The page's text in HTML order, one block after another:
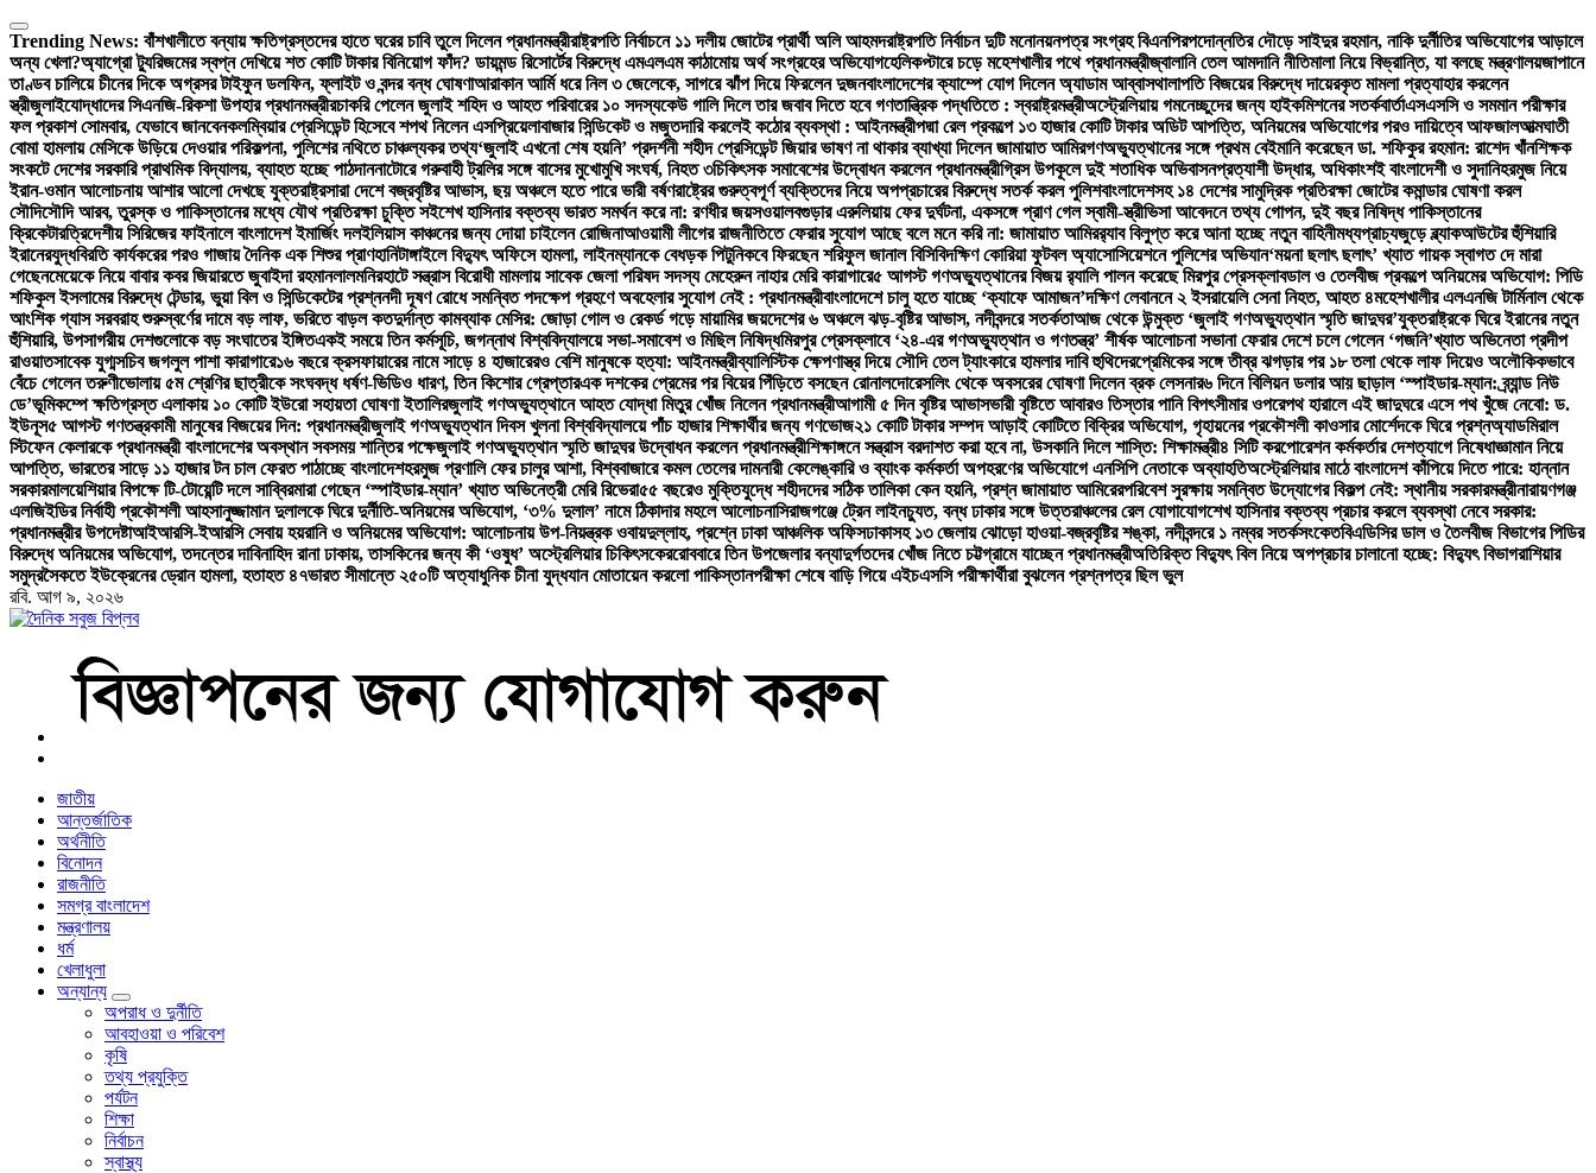
Skip
to
content
Trending News: বাঁশখালীতে বন্যায় ক্ষতিগ্রস্তদের হাতে ঘরের চাবি তুলে দিলেন প্রধানমন্ত্রীরাষ্ট্রপতি নির্বাচনে ১১ দলীয় জোটের প্রার্থী অলি আহমদরাষ্ট্রপতি নির্বাচন দুটি মনোনয়নপত্র সংগ্রহ বিএনপিরপদোন্নতির দৌড়ে সাইদুর রহমান, নাকি দুর্নীতির অভিযোগের আড়ালে
অন্য খেলা?অ্যাগ্রো ট্যুরিজমের স্বপ্ন দেখিয়ে শত কোটি টাকার বিনিয়োগ ফাঁদ? ডায়মন্ড রিসোর্টের বিরুদ্ধে এমএলএম কাঠামোয় অর্থ সংগ্রহের অভিযোগহেলিকপ্টারে চড়ে মহেশখালীর পথে প্রধানমন্ত্রীজ্বালানি তেল আমদানি নীতিমালা নিয়ে বিভ্রান্তি, যা বলছে মন্ত্রণালয়জাপানে
তাণ্ডব চালিয়ে চীনের দিকে অগ্রসর টাইফুন ডলফিন, ফ্লাইট ও বন্দর বন্ধ ঘোষণাআরাকান আর্মি ধরে নিল ৩ জেলেকে, সাগরে ঝাঁপ দিয়ে ফিরলেন দুজনবাংলাদেশের ক্যাম্পে যোগ দিলেন অ্যাডাম আব্বাসথালাপতি বিজয়ের বিরুদ্ধে দায়েরকৃত মামলা প্রত্যাহার করলেন
স্ত্রীজুলাইযোদ্ধাদের সিএনজি-রিকশা উপহার প্রধানমন্ত্রীরচাকরি পেলেন জুলাই শহিদ ও আহত পরিবারের ১০ সদস্যকেউ গালি দিলে তার জবাব দিতে হবে গণতান্ত্রিক পদ্ধতিতে : স্বরাষ্ট্রমন্ত্রীঅস্ট্রেলিয়ায় গমনেচ্ছুদের জন্য হাইকমিশনের সতর্কবার্তাএসএসসি ও সমমান পরীক্ষার
ফল প্রকাশ সোমবার, যেভাবে জানবেনকলম্বিয়ার প্রেসিডেন্ট হিসেবে শপথ নিলেন এসপ্রিয়েলাবাজার সিন্ডিকেট ও মজুতদারি করলেই কঠোর ব্যবস্থা : আইনমন্ত্রীপদ্মা রেল প্রকল্পে ১৩ হাজার কোটি টাকার অডিট আপত্তি, অনিয়মের অভিযোগের পরও দায়িত্বে আফজালআত্মঘাতী
বোমা হামলায় মেসিকে উড়িয়ে দেওয়ার পরিকল্পনা, পুলিশের নথিতে চাঞ্চল্যকর তথ্য‘জুলাই এখনো শেষ হয়নি’ প্রদর্শনী শহীদ প্রেসিডেন্ট জিয়ার ভাষণ না থাকার ব্যাখ্যা দিলেন জামায়াত আমিরগণঅভ্যুত্থানের সঙ্গে প্রথম বেইমানি করেছেন ডা. শফিকুর রহমান: রাশেদ খাঁনশিক্ষক
সংকটে দেশের সরকারি প্রাথমিক বিদ্যালয়, ব্যাহত হচ্ছে পাঠদাননাটোরে গরুবাহী ট্রলির সঙ্গে বাসের মুখোমুখি সংঘর্ষ, নিহত ৩চিকিৎসক সমাবেশের উদ্বোধন করলেন প্রধানমন্ত্রীগ্রিস উপকূলে দুই শতাধিক অভিবাসনপ্রত্যাশী উদ্ধার, অধিকাংশই বাংলাদেশী ও সুদানিহরমুজ নিয়ে
ইরান-ওমান আলোচনায় আশার আলো দেখছে যুক্তরাষ্ট্রসারা দেশে বজ্রবৃষ্টির আভাস, ছয় অঞ্চলে হতে পারে ভারী বর্ষণরাষ্ট্রের গুরুত্বপূর্ণ ব্যক্তিদের নিয়ে অপপ্রচারের বিরুদ্ধে সতর্ক করল পুলিশবাংলাদেশসহ ১৪ দেশের সামুদ্রিক প্রতিরক্ষা জোটের কমান্ডার ঘোষণা করল
সৌদিসৌদি আরব, তুরস্ক ও পাকিস্তানের মধ্যে যৌথ প্রতিরক্ষা চুক্তি সইশেখ হাসিনার বক্তব্য ভারত সমর্থন করে না: রণধীর জয়সওয়ালবগুড়ার এরুলিয়ায় ফের দুর্ঘটনা, একসঙ্গে প্রাণ গেল স্বামী-স্ত্রীভিসা আবেদনে তথ্য গোপন, দুই বছর নিষিদ্ধ পাকিস্তানের
ক্রিকেটারত্রিদেশীয় সিরিজের ফাইনালে বাংলাদেশ ইমার্জিং দলইলিয়াস কাঞ্চনের জন্য দোয়া চাইলেন রোজিনাআওয়ামী লীগের রাজনীতিতে ফেরার সুযোগ আছে বলে মনে করি না: জামায়াত আমিরর‍্যাব বিলুপ্ত করে আনা হচ্ছে নতুন বাহিনীমধ্যপ্রাচ্যজুড়ে ব্ল্যাকআউটের হুঁশিয়ারি
ইরানেরযুদ্ধবিরতি কার্যকরের পরও গাজায় দৈনিক এক শিশুর প্রাণহানিটাঙ্গাইলে বিদ্যুৎ অফিসে হামলা, লাইনম্যানকে বেধড়ক পিটুনিকবে ফিরছেন শরিফুল জানাল বিসিবিদক্ষিণ কোরিয়া ফুটবল অ্যাসোসিয়েশনে পুলিশের অভিযান‘ময়না ছলাৎ ছলাৎ’ খ্যাত গায়ক স্বাগত দে মারা
গেছেনমেয়েকে নিয়ে বাবার কবর জিয়ারতে জুবাইদা রহমানলালমনিরহাটে সন্ত্রাস বিরোধী মামলায় সাবেক জেলা পরিষদ সদস্য মেহেরুন নাহার মেরি কারাগারে৫ আগস্ট গণঅভ্যুত্থানের বিজয় র‍্যালি পালন করেছে মিরপুর প্রেসক্লাবডাল ও তেলবীজ প্রকল্পে অনিয়মের অভিযোগ: পিডি
শফিকুল ইসলামের বিরুদ্ধে টেন্ডার, ভুয়া বিল ও সিন্ডিকেটের প্রশ্ননদী দূষণ রোধে সমন্বিত পদক্ষেপ গ্রহণে অবহেলার সুযোগ নেই : প্রধানমন্ত্রীবাংলাদেশে চালু হতে যাচ্ছে ‘ক্যাফে আমাজন’দক্ষিণ লেবাননে ২ ইসরায়েলি সেনা নিহত, আহত ৪মহেশখালীর এলএনজি টার্মিনাল থেকে
আংশিক গ্যাস সরবরাহ শুরুস্বর্ণের দামে বড় লাফ, ভরিতে বাড়ল কতদুর্দান্ত কামব্যাক মেসির: জোড়া গোল ও রেকর্ড গড়ে মায়ামির জয়দেশের ৬ অঞ্চলে ঝড়-বৃষ্টির আভাস, নদীবন্দরে সতর্কতাআজ থেকে উন্মুক্ত ‘জুলাই গণঅভ্যুত্থান স্মৃতি জাদুঘর’যুক্তরাষ্ট্রকে ঘিরে ইরানের নতুন
হুঁশিয়ারি, উপসাগরীয় দেশগুলোকে বড় সংঘাতের ইঙ্গিতএকই সময়ে তিন কর্মসূচি, জগন্নাথ বিশ্ববিদ্যালয়ে সভা-সমাবেশ ও মিছিল নিষিদ্ধমিরপুর প্রেসক্লাবে ‘২৪-এর গণঅভ্যুত্থান ও গণতন্ত্র’ শীর্ষক আলোচনা সভানা ফেরার দেশে চলে গেলেন ‘গজনি’খ্যাত অভিনেতা প্রদীপ
রাওয়াতসাবেক যুগ্মসচিব জগলুল পাশা কারাগারে১৬ বছরে ক্রসফায়ারের নামে সাড়ে ৪ হাজারেরও বেশি মানুষকে হত্যা: আইনমন্ত্রীব্যালিস্টিক ক্ষেপণাস্ত্র দিয়ে সৌদি তেল ট্যাংকারে হামলার দাবি হুথিদেরপ্রেমিকের সঙ্গে তীব্র ঝগড়ার পর ১৮ তলা থেকে লাফ দিয়েও অলৌকিকভাবে
বেঁচে গেলেন তরুণীভোলায় ৫ম শ্রেণির ছাত্রীকে সংঘবদ্ধ ধর্ষণ-ভিডিও ধারণ, তিন কিশোর গ্রেপ্তারএক দশকের প্রেমের পর বিয়ের পিঁড়িতে বসছেন রোনালদোরেসলিং থেকে অবসরের ঘোষণা দিলেন ব্রক লেসনার৬ দিনে বিলিয়ন ডলার আয় ছাড়াল ‘স্পাইডার-ম্যান: ব্র্যান্ড নিউ
ডে’ভূমিকম্পে ক্ষতিগ্রস্ত এলাকায় ১০ কোটি ইউরো সহায়তা ঘোষণা ইতালিরজুলাই গণঅভ্যুত্থানে আহত যোদ্ধা মিতুর খোঁজ নিলেন প্রধানমন্ত্রীআগামী ৫ দিন বৃষ্টির আভাসভারী বৃষ্টিতে আবারও তিস্তার পানি বিপৎসীমার ওপরেপথ হারালে এই জাদুঘরে এসে পথ খুঁজে নেবো: ড.
ইউনূস৫ আগস্ট গণতন্ত্রকামী মানুষের বিজয়ের দিন: প্রধানমন্ত্রীজুলাই গণঅভ্যুত্থান দিবস খুলনা বিশ্ববিদ্যালয়ে পাঁচ হাজার শিক্ষার্থীর জন্য গণভোজ২১ কোটি টাকার সম্পদ আড়াই কোটিতে বিক্রির অভিযোগ, গৃহায়নের প্রকৌশলী কাওসার মোর্শেদকে ঘিরে প্রশ্নঅ্যাডমিরাল
স্টিফেন কেলারকে প্রধানমন্ত্রী বাংলাদেশের অবস্থান সবসময় শান্তির পক্ষেজুলাই গণঅভ্যুত্থান স্মৃতি জাদুঘর উদ্বোধন করলেন প্রধানমন্ত্রীশিক্ষাঙ্গনে সন্ত্রাস বরদাশত করা হবে না, উসকানি দিলে শাস্তি: শিক্ষামন্ত্রী৪ সিটি করপোরেশন কর্মকর্তার দেশত্যাগে নিষেধাজ্ঞামান নিয়ে
আপত্তি, ভারতের সাড়ে ১১ হাজার টন চাল ফেরত পাঠাচ্ছে বাংলাদেশহরমুজ প্রণালি ফের চালুর আশা, বিশ্ববাজারে কমল তেলের দামনারী কেলেঙ্কারি ও ব্যাংক কর্মকর্তা অপহরণের অভিযোগে এনসিপি নেতাকে অব্যাহতিঅস্ট্রেলিয়ার মাঠে বাংলাদেশ কাঁপিয়ে দিতে পারে: হান্নান
সরকারমালয়েশিয়ার বিপক্ষে টি-টোয়েন্টি দলে সাব্বিরমারা গেছেন ‘স্পাইডার-ম্যান’ খ্যাত অভিনেত্রী মেরি রিভেরা৫৫ বছরেও মুক্তিযুদ্ধে শহীদদের সঠিক তালিকা কেন হয়নি, প্রশ্ন জামায়াত আমিরেরপরিবেশ সুরক্ষায় সমন্বিত উদ্যোগের বিকল্প নেই: স্থানীয় সরকারমন্ত্রীনারায়ণগঞ্জ
এলজিইডির নির্বাহী প্রকৌশলী আহসানুজ্জামান দুলালকে ঘিরে দুর্নীতি-অনিয়মের অভিযোগ, ‘৩% দুলাল’ নামে ঠিকাদার মহলে আলোচনাসিরাজগঞ্জে ট্রেন লাইনচ্যুত, বন্ধ ঢাকার সঙ্গে উত্তরাঞ্চলের রেল যোগাযোগশেখ হাসিনার বক্তব্য প্রচার করলে ব্যবস্থা নেবে সরকার:
প্রধানমন্ত্রীর উপদেষ্টাআইআরসি-ইআরসি সেবায় হয়রানি ও অনিয়মের অভিযোগ: আলোচনায় উপ-নিয়ন্ত্রক ওবায়দুল্লাহ, প্রশ্নে ঢাকা আঞ্চলিক অফিসঢাকাসহ ১৩ জেলায় ঝোড়ো হাওয়া-বজ্রবৃষ্টির শঙ্কা, নদীবন্দরে ১ নম্বর সতর্কসংকেতবিএডিসির ডাল ও তৈলবীজ বিভাগের পিডির
বিরুদ্ধে অনিয়মের অভিযোগ, তদন্তের দাবিনাহিদ রানা ঢাকায়, তাসকিনের জন্য কী ‘ওষুধ’ অস্ট্রেলিয়ার চিকিৎসকেররোববারে তিন উপজেলার বন্যাদুর্গতদের খোঁজ নিতে চট্টগ্রামে যাচ্ছেন প্রধানমন্ত্রীঅতিরিক্ত বিদ্যুৎ বিল নিয়ে অপপ্রচার চালানো হচ্ছে: বিদ্যুৎ বিভাগরাশিয়ার
সমুদ্রসৈকতে ইউক্রেনের ড্রোন হামলা, হতাহত ৪৭ভারত সীমান্তে ২৫০টি অত্যাধুনিক চীনা যুদ্ধযান মোতায়েন করলো পাকিস্তানপরীক্ষা শেষে বাড়ি গিয়ে এইচএসসি পরীক্ষার্থীরা বুঝলেন প্রশ্নপত্র ছিল ভুল
রবি. আগ ৯, ২০২৬
বাংলা নিউজ পেপার
জাতীয়
আন্তর্জাতিক
অর্থনীতি
বিনোদন
রাজনীতি
সমগ্র বাংলাদেশ
মন্ত্রণালয়
ধর্ম
খেলাধুলা
অন্যান্য
অপরাধ ও দুর্নীতি
আবহাওয়া ও পরিবেশ
কৃষি
তথ্য প্রযুক্তি
পর্যটন
শিক্ষা
নির্বাচন
স্বাস্থ্য